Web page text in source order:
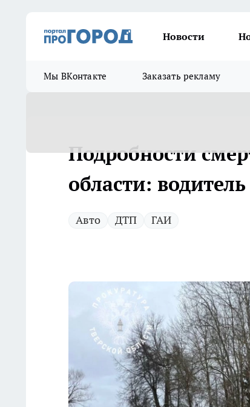
Новости
Мы ВКонтакте Заказать рекламу
Подробности
области:
Авто ДТП ГАИ